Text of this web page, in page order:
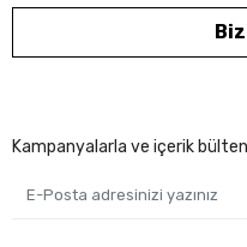
Kampanyalarla ve içerik